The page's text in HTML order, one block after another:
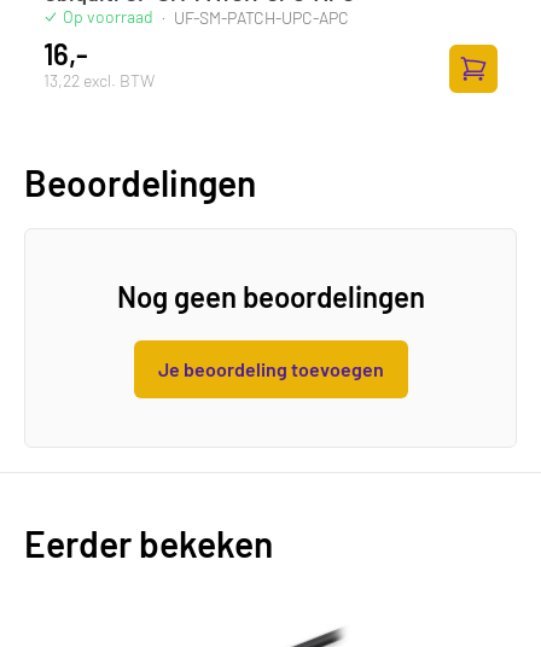
Op voorraad · UF-SM-PATCH-UPC-APC
16,-
13,22 excl. BTW
Beoordelingen
Nog geen beoordelingen
Je beoordeling toevoegen
Eerder bekeken